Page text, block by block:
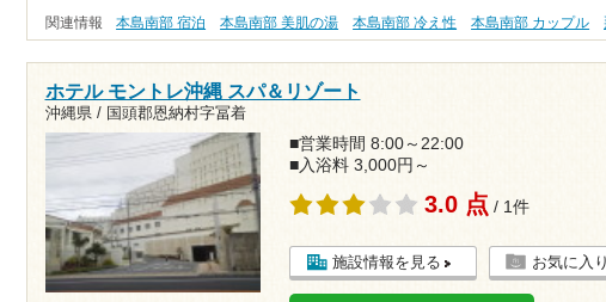
関連情報 本島南部 宿泊 本島南部 美肌の湯 本島南部 冷え性 本島南部 カップル
ホテル モントレ沖縄 スパ＆リゾート
沖縄県 / 国頭郡恩納村字冨着
■営業時間 8:00～22:00
■入浴料 3,000円～
3.0 点 / 1件
施設情報を見る お気に入